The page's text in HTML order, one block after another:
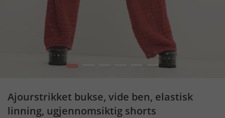
1 6
Ajourstrikket bukse, vide ben, elastisk
linning, ugjennomsiktig shorts